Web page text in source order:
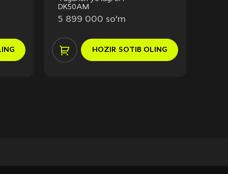
DK50AM
5 899 000 so'm
HOZIR SOTIB OLING